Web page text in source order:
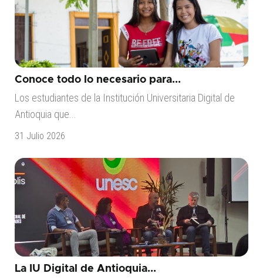
Conoce todo lo necesario para...
Los estudiantes de la Institución Universitaria Digital de
Antioquia que...
31 Julio 2026
La IU Digital de Antioquia...